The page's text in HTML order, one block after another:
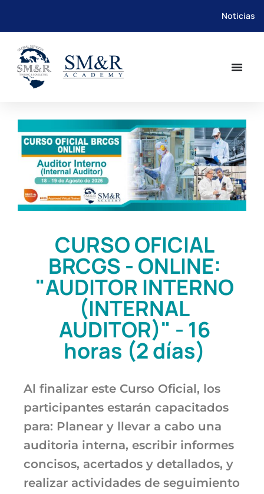
Saltar
contenido
Noticias
CURSO OFICIAL
BRCGS - ONLINE:
"AUDITOR INTERNO
(INTERNAL
AUDITOR)" - 16
horas (2 días)
Al finalizar este Curso Oficial, los
participantes estarán capacitados
para: Planear y llevar a cabo una
auditoria interna, escribir informes
concisos, acertados y detallados, y
realizar actividades de seguimiento